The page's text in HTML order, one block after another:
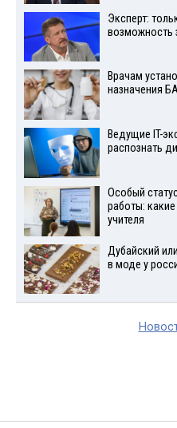
Эксперт:
возможность
Врачам
назначения
Ведущие IT-
распознать
Особый
работы:
учителя
Дубайский
в моде у